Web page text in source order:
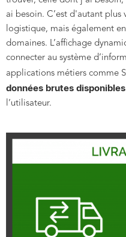
ai besoin. C’est d'autant plus
logistique, mais également
domaines. L’affichage
connecter au système
applications métiers comme
données brutes disponibles
l’utilisateur.